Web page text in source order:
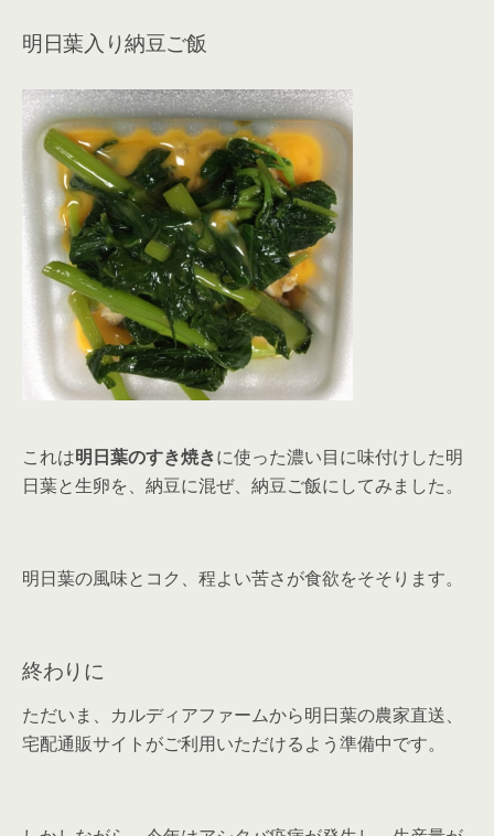
明日葉入り納豆ご飯
これは明日葉のすき焼きに使った濃い目に味付けした明
日葉と生卵を、納豆に混ぜ、納豆ご飯にしてみました。
明日葉の風味とコク、程よい苦さが食欲をそそります。
終わりに
ただいま、カルディアファームから明日葉の農家直送、
宅配通販サイトがご利用いただけるよう準備中です。